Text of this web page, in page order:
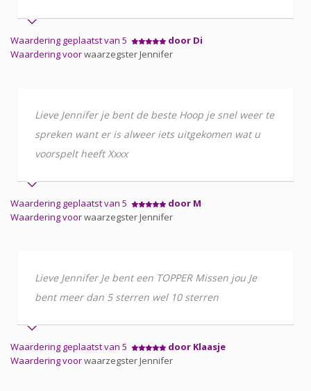
Waardering geplaatst van 5
door Di
Waardering voorwaarzegster Jennifer
Lieve Jennifer je bent de beste Hoop je snel weer te
spreken want er is alweer iets uitgekomen wat u
voorspelt heeft Xxxx
Waardering geplaatst van 5
door M
Waardering voorwaarzegster Jennifer
Lieve Jennifer Je bent een TOPPER Missen jou Je
bent meer dan 5 sterren wel 10 sterren
Waardering geplaatst van 5
door Klaasje
Waardering voorwaarzegster Jennifer